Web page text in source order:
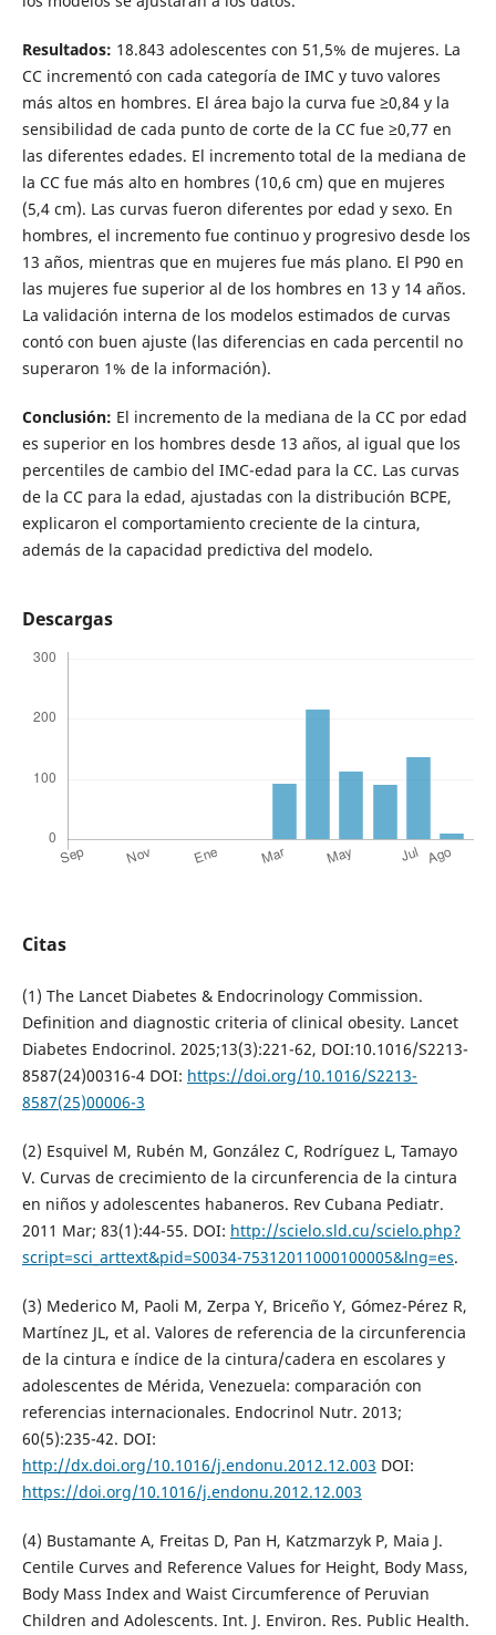
Resultados: 18.843 adolescentes con 51,5% de mujeres. La
CC incrementó con cada categoría de IMC y tuvo valores
más altos en hombres. El área bajo la curva fue ≥0,84 y la
sensibilidad de cada punto de corte de la CC fue ≥0,77 en
las diferentes edades. El incremento total de la mediana de
la CC fue más alto en hombres (10,6 cm) que en mujeres
(5,4 cm). Las curvas fueron diferentes por edad y sexo. En
hombres, el incremento fue continuo y progresivo desde los
13 años, mientras que en mujeres fue más plano. El P90 en
las mujeres fue superior al de los hombres en 13 y 14 años.
La validación interna de los modelos estimados de curvas
contó con buen ajuste (las diferencias en cada percentil no
superaron 1% de la información).
Conclusión: El incremento de la mediana de la CC por edad
es superior en los hombres desde 13 años, al igual que los
percentiles de cambio del IMC-edad para la CC. Las curvas
de la CC para la edad, ajustadas con la distribución BCPE,
explicaron el comportamiento creciente de la cintura,
además de la capacidad predictiva del modelo.
Descargas
Citas
(1) The Lancet Diabetes & Endocrinology Commission.
Definition and diagnostic criteria of clinical obesity. Lancet
Diabetes Endocrinol. 2025;13(3):221-62, DOI:10.1016/S2213-
8587(24)00316-4 DOI: https://doi.org/10.1016/S2213-
8587(25)00006-3
(2) Esquivel M, Rubén M, González C, Rodríguez L, Tamayo
V. Curvas de crecimiento de la circunferencia de la cintura
en niños y adolescentes habaneros. Rev Cubana Pediatr.
2011 Mar; 83(1):44-55. DOI: http://scielo.sld.cu/scielo.php?
script=sci_arttext&pid=S0034-75312011000100005&lng=es.
(3) Mederico M, Paoli M, Zerpa Y, Briceño Y, Gómez-Pérez R,
Martínez JL, et al. Valores de referencia de la circunferencia
de la cintura e índice de la cintura/cadera en escolares y
adolescentes de Mérida, Venezuela: comparación con
referencias internacionales. Endocrinol Nutr. 2013;
60(5):235-42. DOI:
http://dx.doi.org/10.1016/j.endonu.2012.12.003 DOI:
https://doi.org/10.1016/j.endonu.2012.12.003
(4) Bustamante A, Freitas D, Pan H, Katzmarzyk P, Maia J.
Centile Curves and Reference Values for Height, Body Mass,
Body Mass Index and Waist Circumference of Peruvian
Children and Adolescents. Int. J. Environ. Res. Public Health.